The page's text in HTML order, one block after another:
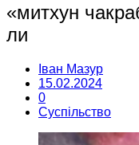
«митхун
ли
Іван Мазур
15.02.2024
0
Суспільство